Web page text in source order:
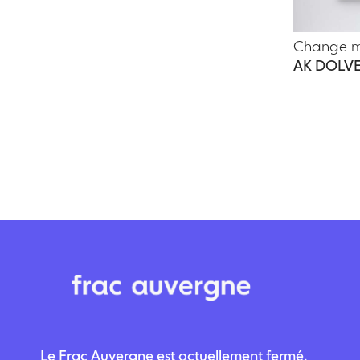
Change
AK
Le Frac Auvergne est actuellement fermé.